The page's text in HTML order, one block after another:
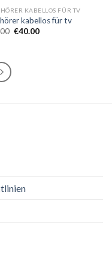
KABELLOS FÜR TV
kabellos für tv
€40.00